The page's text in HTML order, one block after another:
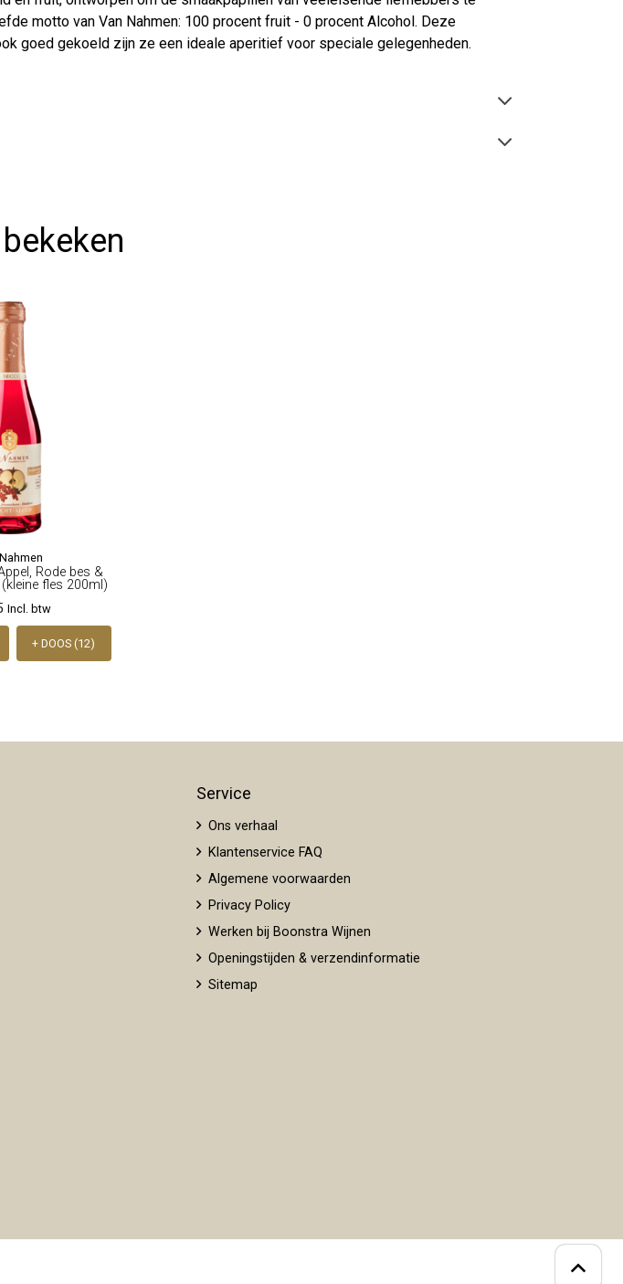
motto van Van Nahmen: 100 procent fruit - 0 procent Alcohol. Deze
goed gekoeld zijn ze een ideale aperitief voor speciale gelegenheden.
Rode bes &
fles 200ml)
Incl. btw
+ DOOS (12)
Service
Ons verhaal
Klantenservice FAQ
Algemene voorwaarden
Privacy Policy
Werken bij Boonstra Wijnen
Openingstijden & verzendinformatie
Sitemap